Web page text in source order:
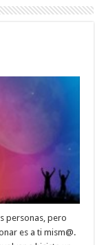
personas, pero
es a ti mism@.